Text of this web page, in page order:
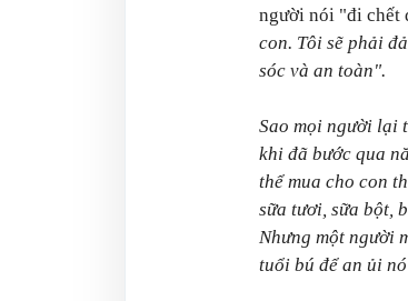
người nói "đi chết
con. Tôi sẽ phải
sóc và an toàn".
Sao mọi người lại
khi đã bước qua
thể mua cho con
sữa tươi, sữa bột,
Nhưng một người
tuổi bú để an ủi